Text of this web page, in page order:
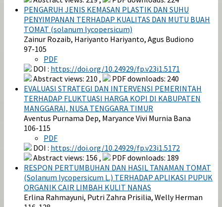
PENGARUH JENIS KEMASAN PLASTIK DAN SUHU
PENYIMPANAN TERHADAP KUALITAS DAN MUTU BUAH
TOMAT (solanum lycopersicum)
Zainur Rozaib, Hariyanto Hariyanto, Agus Budiono
97-105
PDF
DOI : https://doi.org/10.24929/fp.v23i1.5171
Abstract views: 210 ,
PDF downloads: 240
EVALUASI STRATEGI DAN INTERVENSI PEMERINTAH
TERHADAP FLUKTUASI HARGA KOPI DI KABUPATEN
MANGGARAI, NUSA TENGGARA TIMUR
Aventus Purnama Dep, Maryance Vivi Murnia Bana
106-115
PDF
DOI : https://doi.org/10.24929/fp.v23i1.5172
Abstract views: 156 ,
PDF downloads: 189
RESPON PERTUMBUHAN DAN HASIL TANAMAN TOMAT
(Solanum lycopersicum L.) TERHADAP APLIKASI PUPUK
ORGANIK CAIR LIMBAH KULIT NANAS
Erlina Rahmayuni, Putri Zahra Prisilia, Welly Herman